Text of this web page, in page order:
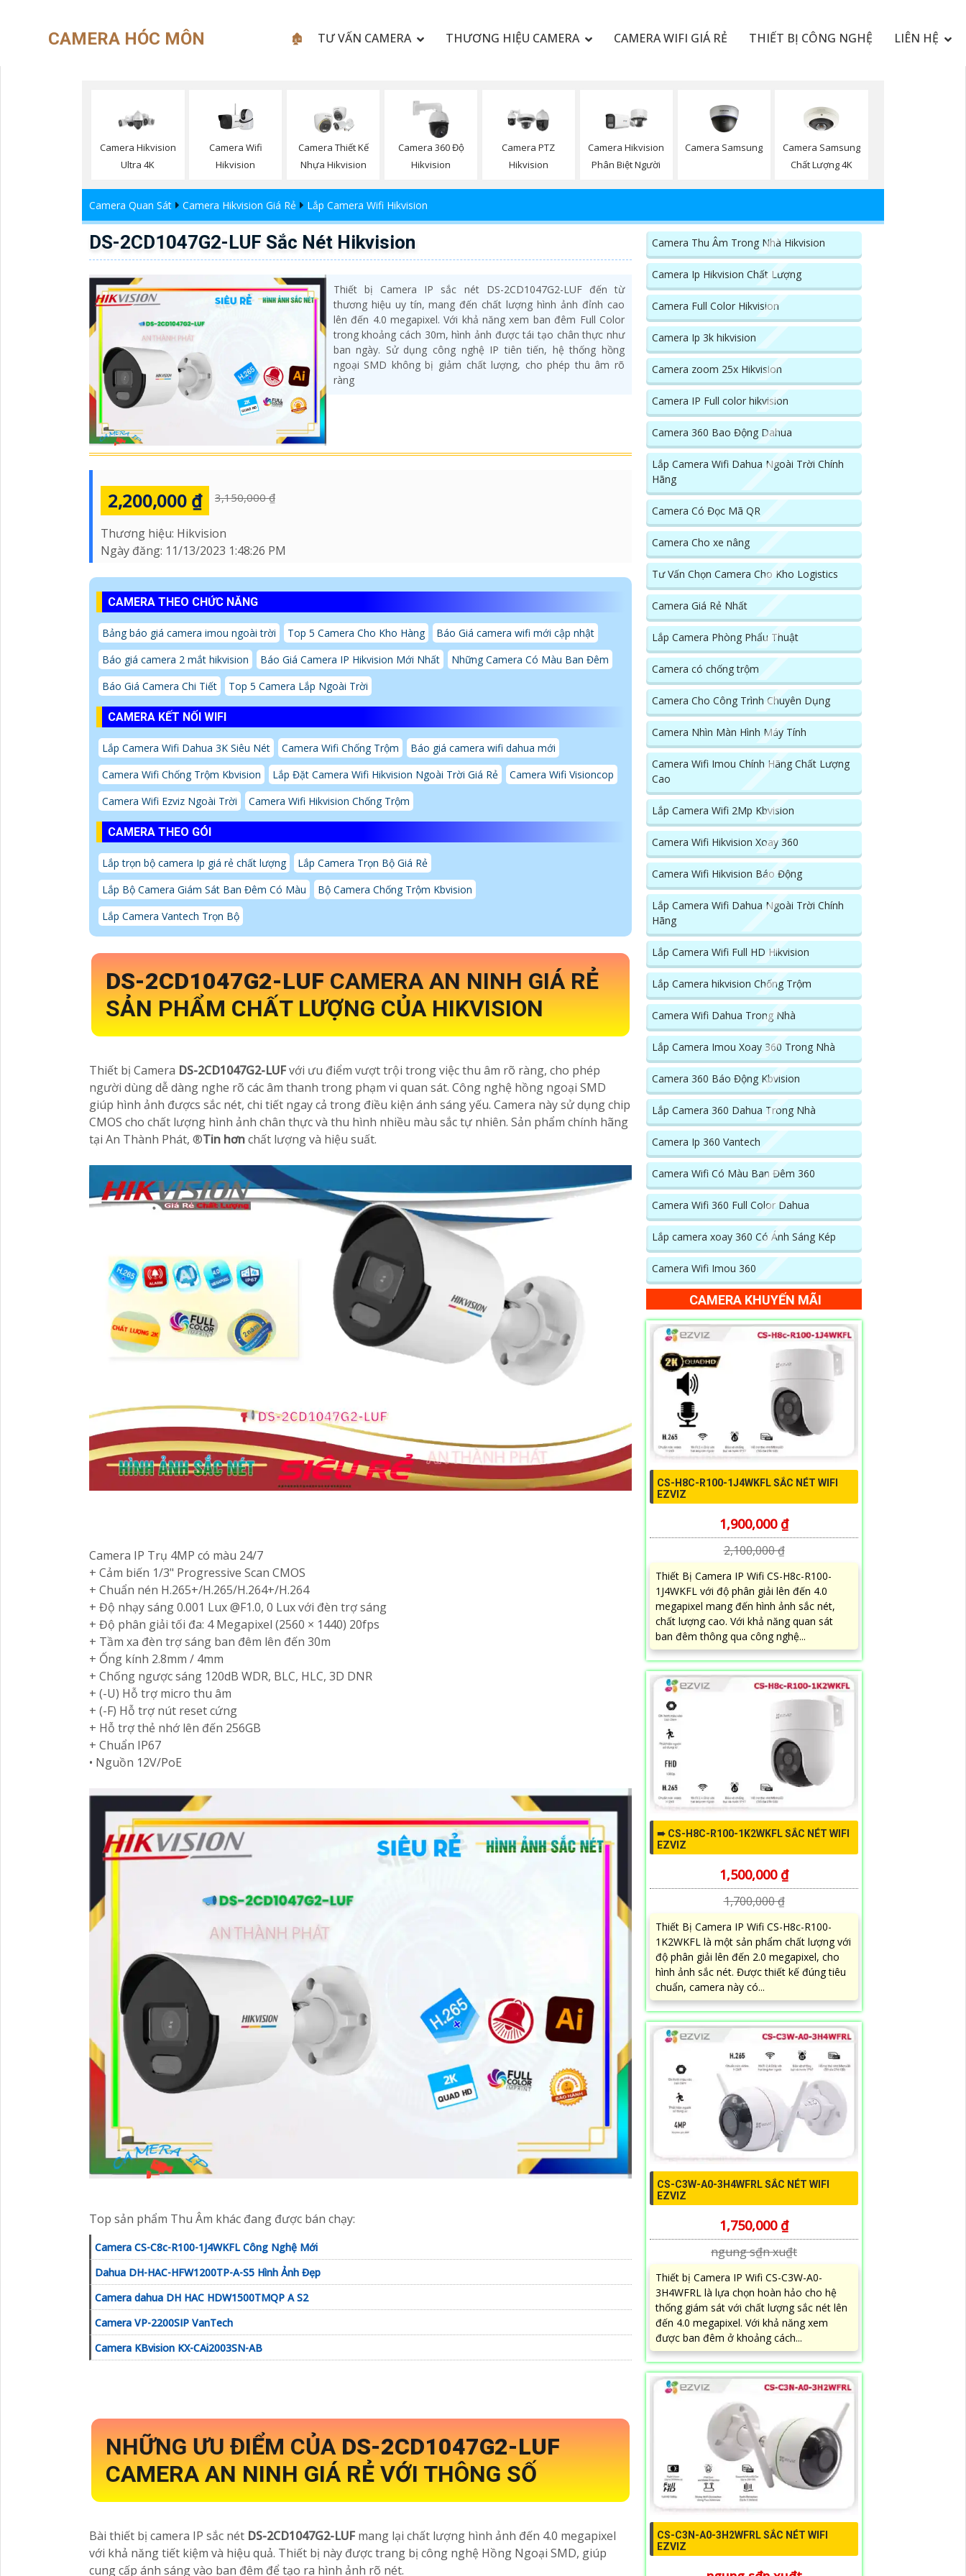
CAMERA HÓC MÔN 🏚 TƯ VẤN CAMERA THƯƠNG HIỆU CAMERA CAMERA WIFI GIÁ RẺ THIẾT BỊ CÔNG NGHỆ LIÊN HỆ
Camera Hikvision
Ultra 4K
Camera Wifi
Hikvision
Camera Thiết Kế
Nhựa Hikvision
Camera 360 Độ
Hikvision
Camera PTZ
Hikvision
Camera Hikvision
Phân Biệt Người
Camera Samsung
Camera Samsung
Chất Lượng 4K
Camera Quan Sát Camera Hikvision Giá Rẻ Lắp Camera Wifi Hikvision
DS-2CD1047G2-LUF Sắc Nét Hikvision
Thiết bị Camera IP sắc nét DS-2CD1047G2-LUF đến từ
thương hiệu uy tín, mang đến chất lượng hình ảnh đỉnh cao
lên đến 4.0 megapixel. Với khả năng xem ban đêm Full Color
trong khoảng cách 30m, hình ảnh được tái tạo chân thực như
ban ngày. Sử dụng công nghệ IP tiên tiến, hệ thống hồng
ngoại SMD không bị giảm chất lượng, cho phép thu âm rõ
ràng
2,200,000 ₫ 3,150,000 ₫
Thương hiệu: Hikvision
Ngày đăng: 11/13/2023 1:48:26 PM
CAMERA THEO CHỨC NĂNG
Bảng báo giá camera imou ngoài trời Top 5 Camera Cho Kho Hàng
Báo Giá camera wifi mới cập nhật
Báo giá camera 2 mắt hikvision
Báo Giá Camera IP Hikvision Mới Nhất
Những Camera Có Màu Ban Đêm
Báo Giá Camera Chi Tiết
Top 5 Camera Lắp Ngoài Trời
CAMERA KẾT NỐI WIFI
Lắp Camera Wifi Dahua 3K Siêu Nét Camera Wifi Chống Trộm
Báo giá camera wifi dahua mới
Camera Wifi Chống Trộm Kbvision
Lắp Đặt Camera Wifi Hikvision Ngoài Trời Giá Rẻ
Camera Wifi Visioncop
Camera Wifi Ezviz Ngoài Trời
Camera Wifi Hikvision Chống Trộm
CAMERA THEO GÓI
Lắp trọn bộ camera Ip giá rẻ chất lượng
Lắp Camera Trọn Bộ Giá Rẻ
Lắp Bộ Camera Giám Sát Ban Đêm Có Màu
Bộ Camera Chống Trộm Kbvision
Lắp Camera Vantech Trọn Bộ
DS-2CD1047G2-LUF CAMERA AN NINH GIÁ RẺ
SẢN PHẨM CHẤT LƯỢNG CỦA HIKVISION
Thiết bị Camera DS-2CD1047G2-LUFvới ưu điểm vượt trội trong việc thu âm rõ ràng, cho phép
người dùng dễ dàng nghe rõ các âm thanh trong phạm vi quan sát. Công nghệ hồng ngoại SMD
giúp hình ảnh đượcs sắc nét, chi tiết ngay cả trong điều kiện ánh sáng yếu. Camera này sử dụng chip
CMOS cho chất lượng hình ảnh chân thực và thu hình nhiều màu sắc tự nhiên. Sản phẩm chính hãng
tại An Thành Phát, ®️Tin hơnchất lượng và hiệu suất.
Camera IP Trụ 4MP có màu 24/7
+ Cảm biến 1/3" Progressive Scan CMOS
+ Chuẩn nén H.265+/H.265/H.264+/H.264
+ Độ nhạy sáng 0.001 Lux @F1.0, 0 Lux với đèn trợ sáng
+ Độ phân giải tối đa: 4 Megapixel (2560 × 1440) 20fps
+ Tầm xa đèn trợ sáng ban đêm lên đến 30m
+ Ống kính 2.8mm / 4mm
+ Chống ngược sáng 120dB WDR, BLC, HLC, 3D DNR
+ (-U) Hỗ trợ micro thu âm
+ (-F) Hỗ trợ nút reset cứng
+ Hỗ trợ thẻ nhớ lên đến 256GB
+ Chuẩn IP67
• Nguồn 12V/PoE
Top sản phẩm Thu Âm khác đang được bán chạy:
Camera CS-C8c-R100-1J4WKFL Công Nghệ Mới
Dahua DH-HAC-HFW1200TP-A-S5 Hình Ảnh Đẹp
Camera dahua DH HAC HDW1500TMQP A S2
Camera VP-2200SIP VanTech
Camera KBvision KX-CAi2003SN-AB
NHỮNG ƯU ĐIỂM CỦA DS-2CD1047G2-LUF
CAMERA AN NINH GIÁ RẺ VỚI THÔNG SỐ
Bài thiết bị camera IP sắc nét DS-2CD1047G2-LUF mang lại chất lượng hình ảnh đến 4.0 megapixel
với khả năng tiết kiệm và hiệu quả. Thiết bị này được trang bị công nghệ Hồng Ngoại SMD, giúp
cung cấp ánh sáng vào ban đêm để tạo ra hình ảnh rõ nét.
Camera Thu Âm Trong Nhà Hikvision
Camera Ip Hikvision Chất Lượng
Camera Full Color Hikvision
Camera Ip 3k hikvision
Camera zoom 25x Hikvision
Camera IP Full color hikvision
Camera 360 Bao Động Dahua
Lắp Camera Wifi Dahua Ngoài Trời Chính
Hãng
Camera Có Đọc Mã QR
Camera Cho xe nâng
Tư Vấn Chọn Camera Cho Kho Logistics
Camera Giá Rẻ Nhất
Lắp Camera Phòng Phẩu Thuật
Camera có chống trộm
Camera Cho Công Trình Chuyên Dụng
Camera Nhìn Màn Hình Máy Tính
Camera Wifi Imou Chính Hãng Chất Lượng
Cao
Lắp Camera Wifi 2Mp Kbvision
Camera Wifi Hikvision Xoay 360
Camera Wifi Hikvision Báo Động
Lắp Camera Wifi Dahua Ngoài Trời Chính
Hãng
Lắp Camera Wifi Full HD Hikvision
Lắp Camera hikvision Chống Trộm
Camera Wifi Dahua Trong Nhà
Lắp Camera Imou Xoay 360 Trong Nhà
Camera 360 Báo Động Kbvision
Lắp Camera 360 Dahua Trong Nhà
Camera Ip 360 Vantech
Camera Wifi Có Màu Ban Đêm 360
Camera Wifi 360 Full Color Dahua
Lắp camera xoay 360 Có Ánh Sáng Kép
Camera Wifi Imou 360
CAMERA KHUYẾN MÃI
CS-H8C-R100-1J4WKFL SẮC NÉT WIFI
EZVIZ
1,900,000 ₫
2,100,000 ₫
Thiết Bị Camera IP Wifi CS-H8c-R100-
1J4WKFL với độ phân giải lên đến 4.0
megapixel mang đến hình ảnh sắc nét,
chất lượng cao. Với khả năng quan sát
ban đêm thông qua công nghệ...
➠ CS-H8C-R100-1K2WKFL SẮC NÉT WIFI
EZVIZ
1,500,000 ₫
1,700,000 ₫
Thiết Bị Camera IP Wifi CS-H8c-R100-
1K2WKFL là một sản phẩm chất lượng với
độ phân giải lên đến 2.0 megapixel, cho
hình ảnh sắc nét. Được thiết kế đúng tiêu
chuẩn, camera này có...
CS-C3W-A0-3H4WFRL SẮC NÉT WIFI
EZVIZ
1,750,000 ₫
ngung s₫n xu₫t
Thiết bị Camera IP Wifi CS-C3W-A0-
3H4WFRL là lựa chọn hoàn hảo cho hệ
thống giám sát với chất lượng sắc nét lên
đến 4.0 megapixel. Với khả năng xem
được ban đêm ở khoảng cách...
CS-C3N-A0-3H2WFRL SẮC NÉT WIFI
EZVIZ